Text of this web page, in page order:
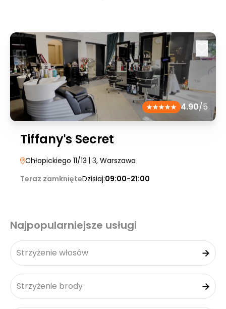
4.90/5
Tiffanyˈs Secret
Chłopickiego 11/13 | 3, Warszawa
Teraz zamknięteDzisiaj:09:00-21:00
Najpopularniejsze usługi
Strzyżenie włosów
Strzyżenie brody